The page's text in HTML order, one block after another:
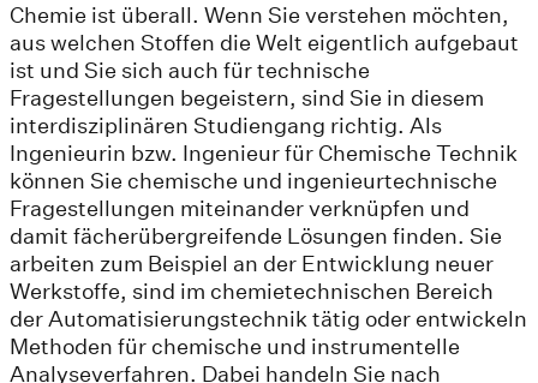
Chemie ist überall. Wenn Sie verstehen möchten,
aus welchen Stoffen die Welt eigentlich aufgebaut
ist und Sie sich auch für technische
Fragestellungen begeistern, sind Sie in diesem
interdisziplinären Studiengang richtig. Als
Ingenieurin bzw. Ingenieur für Chemische Technik
können Sie chemische und ingenieurtechnische
Fragestellungen miteinander verknüpfen und
damit fächerübergreifende Lösungen finden. Sie
arbeiten zum Beispiel an der Entwicklung neuer
Werkstoffe, sind im chemietechnischen Bereich
der Automatisierungstechnik tätig oder entwickeln
Methoden für chemische und instrumentelle
Analyseverfahren. Dabei handeln Sie nach